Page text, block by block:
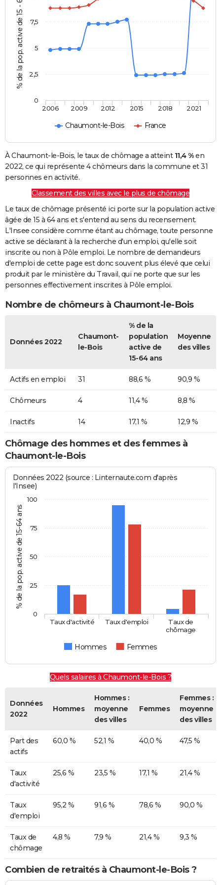
% de la pop. active de 15 - 64 ans
Chaumont-le-Bois France
2006 2009 2012 2015 2018 2021
0
2,5
5
7,5
À Chaumont-le-Bois, le taux de chômage a atteint 11,4 %en
2022, ce qui représente 4 chômeurs dans la commune et 31
personnes en activité.
Classement des villes avec le plus de chômage
Le taux de chômage présenté ici porte sur la population active
âgée de 15 à 64 ans et s'entend au sens du recensement.
L'Insee considère comme étant au chômage, toute personne
active se déclarant à la recherche d'un emploi, qu'elle soit
inscrite ou non à Pôle emploi. Le nombre de demandeurs
d'emploi de cette page est donc souvent plus élevé que celui
produit par le ministère du Travail, qui ne porte que sur les
personnes effectivement inscrites à Pôle emploi.
Nombre de chômeurs à Chaumont-le-Bois
Données 2022
Chaumont-
le-Bois
% de la
population
active de
15-64 ans
Moyenne
des villes
Actifs en emploi 31 88,6 % 90,9 %
Chômeurs 4 11,4 % 8,8 %
Inactifs 14 17,1 % 12,9 %
Chômage des hommes et des femmes à
Chaumont-le-Bois
% de la pop. active de 15-64 ans
Données 2022 (source : Linternaute.com d'après
l'Insee)
Hommes Femmes
Taux d'activité Taux d'emploi
Taux de
chômage
0
25
50
75
100
Quels salaires à Chaumont-le-Bois ?
Données
2022
Hommes
Hommes :
moyenne
des villes
Femmes
Femmes :
moyenne
des villes
Part des
actifs
60,0 % 52,1 % 40,0 % 47,5 %
Taux
d'activité
25,6 % 23,5 % 17,1 % 21,4 %
Taux
d'emploi
95,2 % 91,6 % 78,6 % 90,0 %
Taux de
chômage
4,8 % 7,9 % 21,4 % 9,3 %
Combien de retraités à Chaumont-le-Bois ?